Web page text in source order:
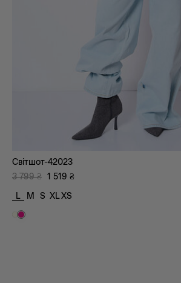
Світшот-42023
3 799 ₴ 1 519 ₴
L
M S XLXS